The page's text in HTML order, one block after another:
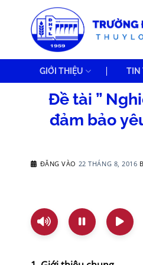
GIỚI THIỆU TIN
Đề tài ”
đảm bảo
ĐĂNG VÀO 22 THÁNG 8, 2016